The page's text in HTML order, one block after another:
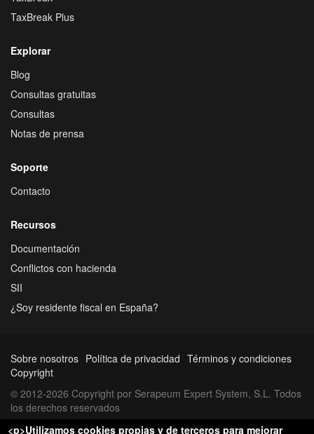
TaxBreak Plus
Explorar
Blog
Consultas gratuitas
Consultas
Notas de prensa
Soporte
Contacto
Recursos
Documentación
Conflictos con hacienda
SII
¿Soy residente fiscal en España?
Sobre nosotros Política de privacidad Términos y condiciones
Copyright
© 2012-2026 Copyright por Serapeum Expert System, S.L. Todos
los derechos reservados
<p>Utilizamos cookies propias y de terceros para mejorar